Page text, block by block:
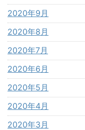
2020年9月
2020年8月
2020年7月
2020年6月
2020年5月
2020年4月
2020年3月